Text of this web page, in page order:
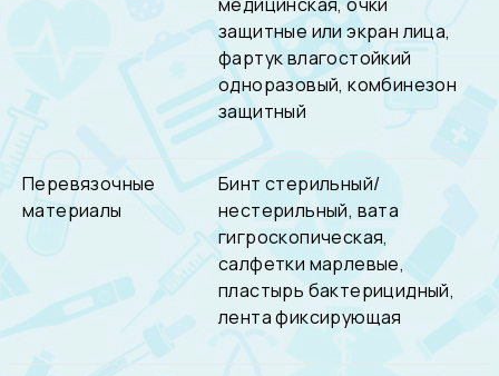
защитные или экран лица,
фартук влагостойкий
одноразовый, комбинезон
защитный
Перевязочные
материалы
Бинт стерильный/
нестерильный, вата
гигроскопическая,
салфетки марлевые,
пластырь бактерицидный,
лента фиксирующая